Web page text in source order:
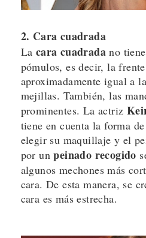
2. Cara cuadrada
La cara cuadradano
pómulos, es decir, la
aproximadamente igual a
mejillas. También, las
prominentes. La actriz
tiene en cuenta la forma
elegir su maquillaje y el
por unpeinado recogido
algunos mechones más
cara. De esta manera, se
cara es más estrecha.